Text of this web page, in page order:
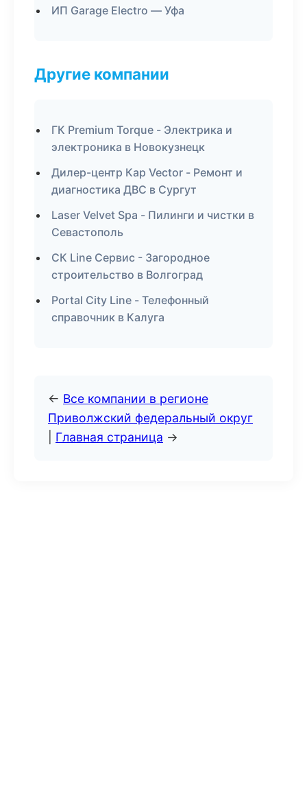
ИП Garage Electro — Уфа
Другие компании
ГК Premium Torque - Электрика и
электроника в Новокузнецк
Дилер-центр Кар Vector - Ремонт и
диагностика ДВС в Сургут
Laser Velvet Spa - Пилинги и чистки в
Севастополь
СК Line Сервис - Загородное
строительство в Волгоград
Portal City Line - Телефонный
справочник в Калуга
← Все компании в регионе
Приволжский федеральный округ
Главная страница →